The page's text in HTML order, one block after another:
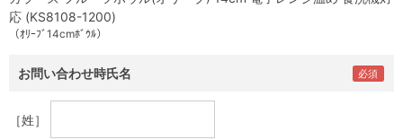
応 (KS8108-1200)
（ｵﾘｰﾌﾞ14cmﾎﾞｳﾙ）
お問い合わせ時氏名
［姓］